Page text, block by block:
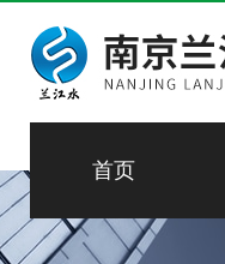
首页